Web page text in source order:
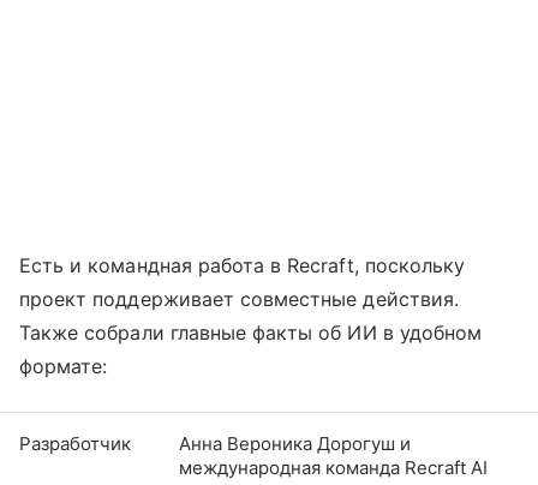
Есть и командная работа в Recraft, поскольку
проект поддерживает совместные действия.
Также собрали главные факты об ИИ в удобном
формате:
Разработчик
Анна Вероника Дорогуш и
международная команда Recraft AI